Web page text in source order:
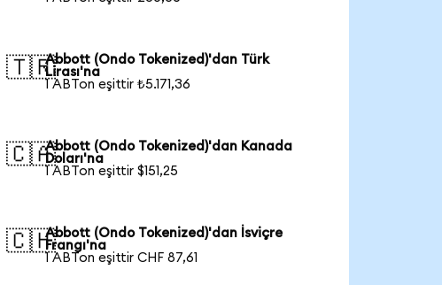
🇹🇷Abbott (Ondo Tokenized)'dan Türk
Lirası'na
1 ABTon eşittir ₺5.171,36
🇨🇦Abbott (Ondo Tokenized)'dan Kanada
Doları'na
1 ABTon eşittir $151,25
🇨🇭Abbott (Ondo Tokenized)'dan İsviçre
Frangı'na
1 ABTon eşittir CHF 87,61